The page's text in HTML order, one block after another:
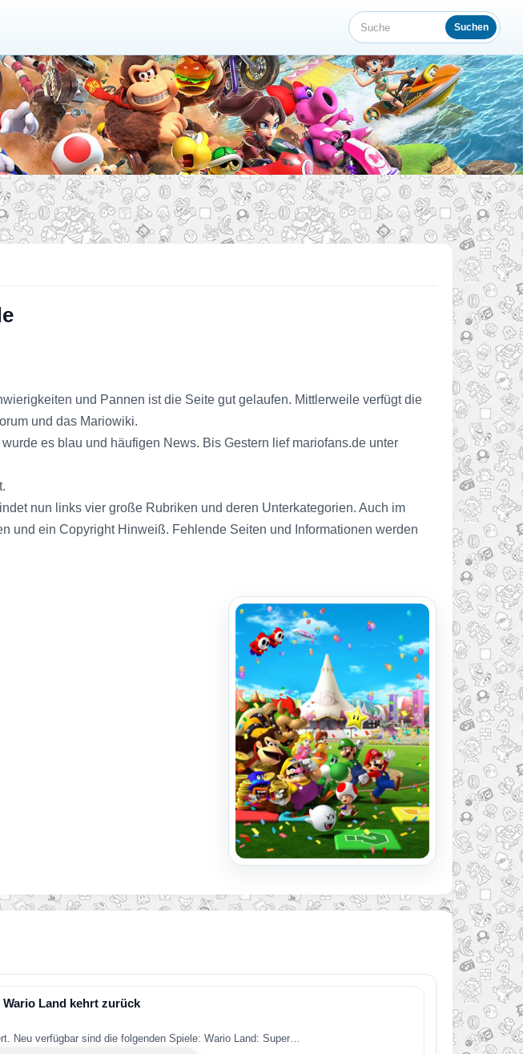
Suche Suchen
und Pannen ist die Seite gut gelaufen. Mittlerweile verfügt die
und das Mariowiki.
es blau und häufigen News. Bis Gestern lief mariofans.de unter
nun links vier große Rubriken und deren Unterkategorien. Auch im
und ein Copyright Hinweiß. Fehlende Seiten und Informationen werden
Land kehrt zurück
Neu verfügbar sind die folgenden Spiele: Wario Land: Super…